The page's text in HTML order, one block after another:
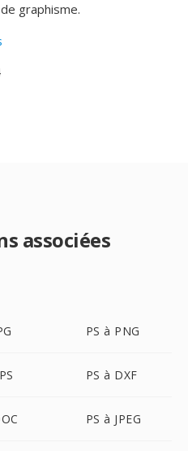
graphisme.
associées
PS à PNG
PS à DXF
PS à JPEG